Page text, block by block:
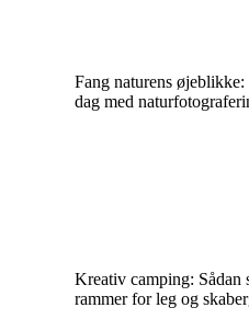
Fang naturens
dag med
Kreativ camping: Sådan
rammer for leg og